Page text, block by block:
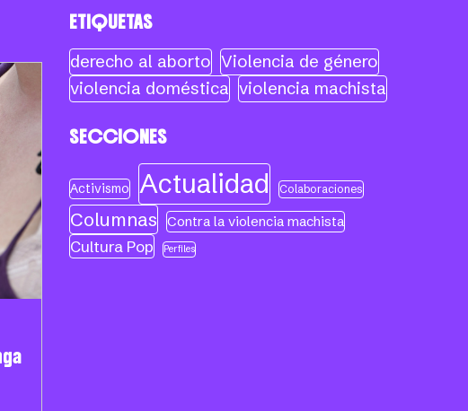
ETIQUETAS
derecho al aborto Violencia de género
violencia doméstica violencia machista
SECCIONES
Activismo Actualidad Colaboraciones
Columnas Contra la violencia machista
Cultura Pop Perfiles